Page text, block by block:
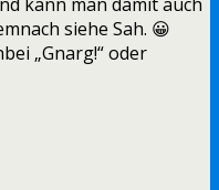
siehe Sah. 😀
„Gnarg!“ oder